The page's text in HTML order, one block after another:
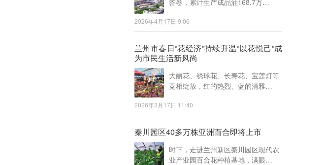
答卷，累计生产成品油168.7万…
2026年4月17日 9:06
兰州市春日“花经济”持续升温“以花悦己”成
为市民生活新风尚
大丽花、绣球花、长寿花、宝莲灯等
竞相绽放，红的热烈、蓝的清雅…
2026年3月17日 11:40
秦川园区40多万株亚洲百合即将上市
时下，走进兰州新区秦川园区现代农
业产业园百合花种植基地，满眼…